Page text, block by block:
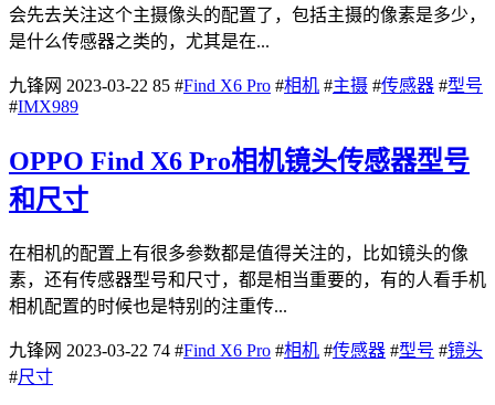
会先去关注这个主摄像头的配置了，包括主摄的像素是多少，
是什么传感器之类的，尤其是在...
九锋网 2023-03-22 85 #Find X6 Pro #相机 #主摄 #传感器 #型号
#IMX989
OPPO Find X6 Pro相机镜头传感器型号
和尺寸
在相机的配置上有很多参数都是值得关注的，比如镜头的像
素，还有传感器型号和尺寸，都是相当重要的，有的人看手机
相机配置的时候也是特别的注重传...
九锋网 2023-03-22 74 #Find X6 Pro #相机 #传感器 #型号 #镜头
#尺寸